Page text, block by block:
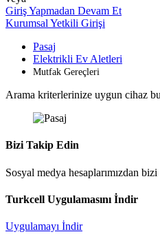
Giriş Yapmadan Devam Et
Kurumsal Yetkili Girişi
Pasaj
Elektrikli Ev Aletleri
Mutfak Gereçleri
Arama kriterlerinize uygun cihaz
Bizi Takip Edin
Sosyal medya hesaplarımızdan
Turkcell Uygulamasını İndir
Uygulamayı İndir